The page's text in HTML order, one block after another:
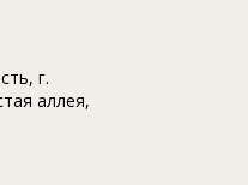
г.
аллея,